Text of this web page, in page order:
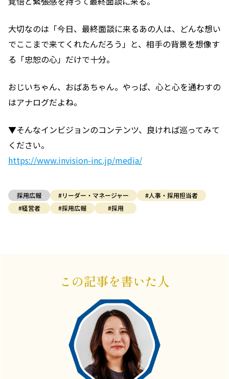
大切なのは「今日、最終面談に来るあの人は、どんな想い
でここまで来てくれたんだろう」と、相手の背景を想像す
る「忠恕の心」だけで十分。
おじいちゃん、おばあちゃん。やっぱ、心と心を通わすの
はアナログだよね。
▼そんなインビジョンのコンテンツ、良ければ巡ってみて
ください。
https://www.invision-inc.jp/media/
採用広報 #リーダー・マネージャー
#人事・採用担当者
#経営者
#採用広報 #採用
この記事を書いた人